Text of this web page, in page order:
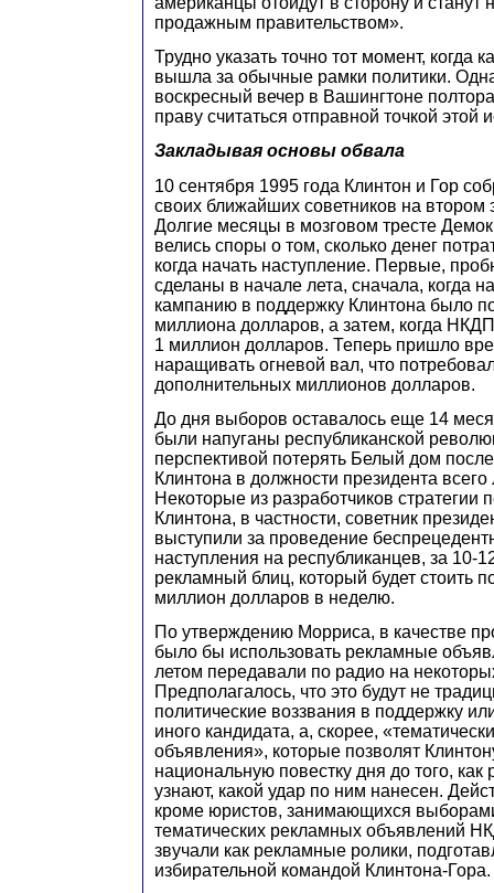
продажным правительством».
Трудно указать точно тот момент, когда
вышла за обычные рамки политики.
воскресный вечер в Вашингтоне
праву считаться отправной точкой этой
Закладывая основы обвала
10 сентября 1995 года Клинтон и Гор
своих ближайших советников на втором
Долгие месяцы в мозговом тресте
велись споры о том, сколько денег
когда начать наступление. Первые,
сделаны в начале лета, сначала, когда
кампанию в поддержку Клинтона было
миллиона долларов, а затем, когда
1 миллион долларов. Теперь пришло
наращивать огневой вал, что
дополнительных миллионов долларов.
До дня выборов оставалось еще 14
были напуганы республиканской
перспективой потерять Белый дом
Клинтона в должности президента
Некоторые из разработчиков стратегии
Клинтона, в частности, советник
выступили за проведение
наступления на республиканцев, за 10-
рекламный блиц, который будет стоить
миллион долларов в неделю.
По утверждению Морриса, в качестве
было бы использовать рекламные
летом передавали по радио на
Предполагалось, что это будут не
политические воззвания в поддержку
иного кандидата, а, скорее,
объявления», которые позволят
национальную повестку дня до того, как
узнают, какой удар по ним нанесен.
кроме юристов, занимающихся
тематических рекламных объявлений
звучали как рекламные ролики,
избирательной командой Клинтона-Гора.